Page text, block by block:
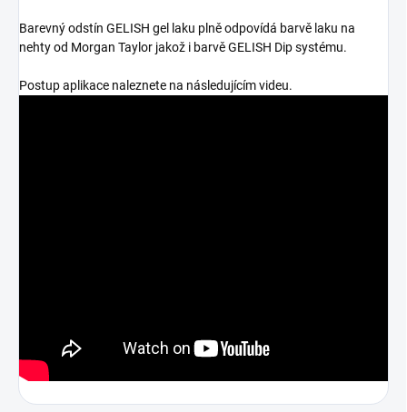
Barevný odstín GELISH gel laku plně odpovídá barvě laku na
nehty od Morgan Taylor jakož i barvě GELISH Dip systému.
Postup aplikace naleznete na následujícím videu.